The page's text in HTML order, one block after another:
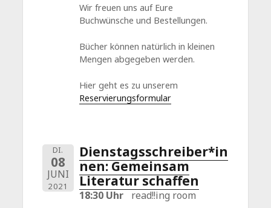
Wir freuen uns auf Eure
Buchwünsche und Bestellungen.
Bücher können natürlich in kleinen
Mengen abgegeben werden.
Hier geht es zu unserem
Reservierungsformular
DI.
08
JUNI
2021
Dienstagsschreiber*in
nen: Gemeinsam
Literatur schaffen
18:30 Uhr read!!ing room